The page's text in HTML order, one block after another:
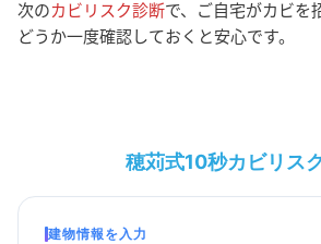
次のカビリスク診断で、ご自宅がカビを
どうか一度確認しておくと安心です。
穂苅式10秒カビリス
建物情報を入力